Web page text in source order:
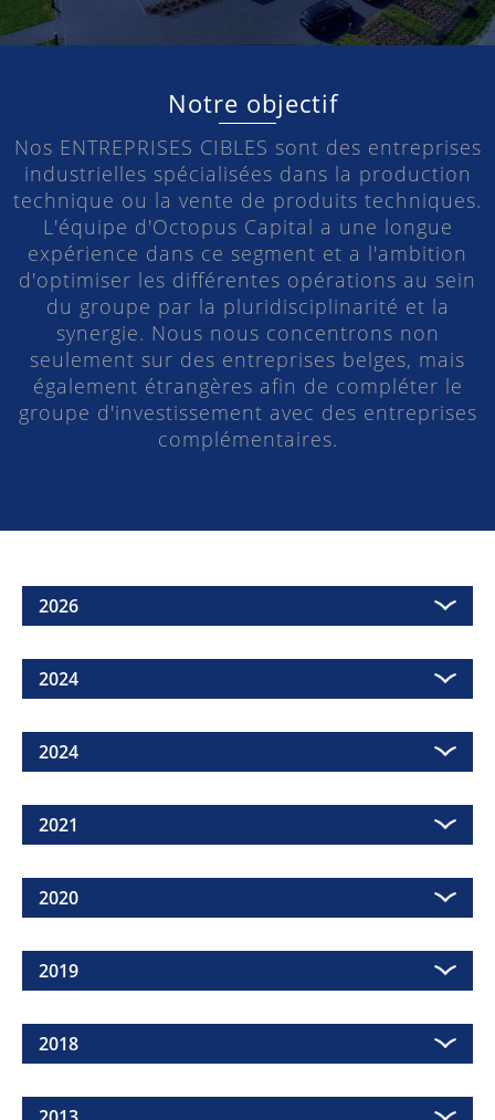
Notre objectif
Nos ENTREPRISES CIBLES sont des entreprises
industrielles spécialisées dans la production
technique ou la vente de produits techniques.
L'équipe d'Octopus Capital a une longue
expérience dans ce segment et a l'ambition
d'optimiser les différentes opérations au sein
du groupe par la pluridisciplinarité et la
synergie. Nous nous concentrons non
seulement sur des entreprises belges, mais
également étrangères afin de compléter le
groupe d'investissement avec des entreprises
complémentaires.
2026
2024
2024
2021
2020
2019
2018